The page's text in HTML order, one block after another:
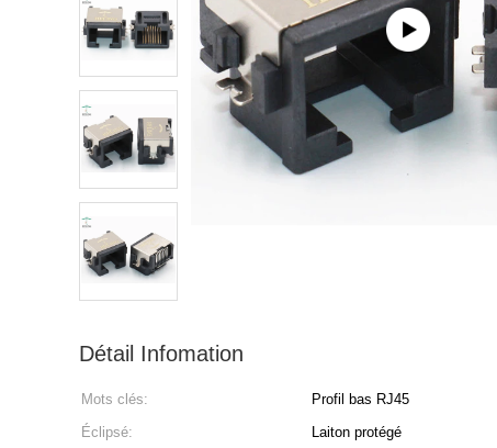
Détail Infomation
Mots clés: Profil bas RJ45
Éclipsé:
Laiton protégé